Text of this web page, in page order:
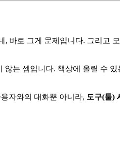
바로 그게 문제입니다. 그리고
는 셈입니다. 책상에 올릴 수
자와의 대화뿐 아니라, 도구(툴)